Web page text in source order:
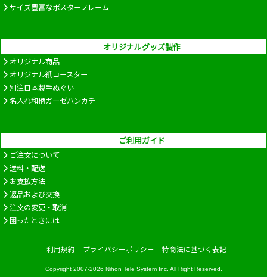
サイズ豊富なポスターフレーム
オリジナルグッズ製作
オリジナル商品
オリジナル紙コースター
別注日本製手ぬぐい
名入れ和柄ガーゼハンカチ
ご利用ガイド
ご注文について
送料・配送
お支払方法
返品および交換
注文の変更・取消
困ったときには
利用規約 プライバシーポリシー 特商法に基づく表記
Copyright 2007-2026 Nihon Tele System Inc. All Right Reserved.